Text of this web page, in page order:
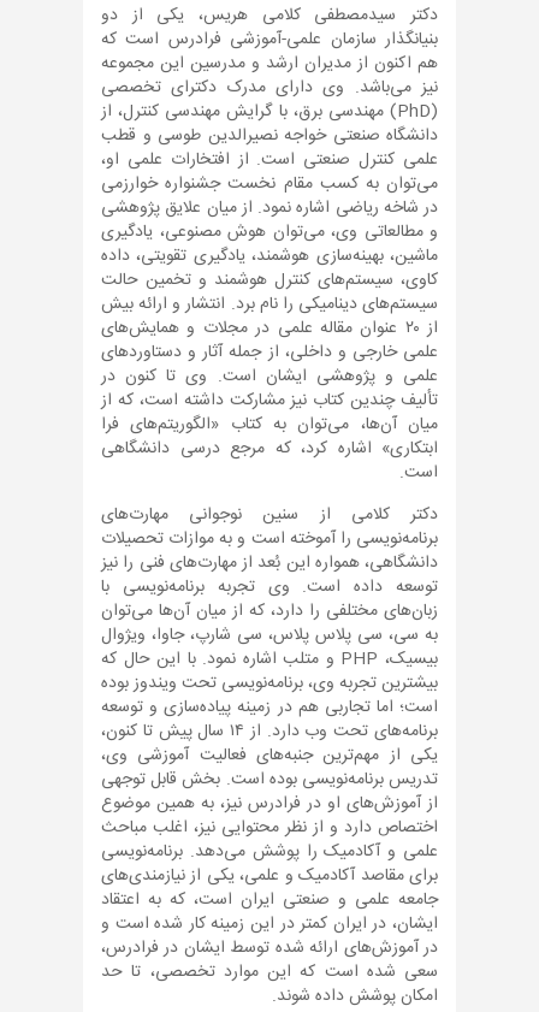
دکتر سیدمصطفی کلامی هریس، یکی از دو
بنیانگذار سازمان علمی-آموزشی فرادرس است که
هم اکنون از مدیران ارشد و مدرسین این مجموعه
نیز می‌باشد. وی دارای مدرک دکترای تخصصی
(PhD) مهندسی برق، با گرایش مهندسی کنترل، از
دانشگاه صنعتی خواجه نصیرالدین طوسی و قطب
علمی کنترل صنعتی است. از افتخارات علمی او،
می‌توان به کسب مقام نخست جشنواره خوارزمی
در شاخه ریاضی اشاره نمود. از میان علایق پژوهشی
و مطالعاتی وی، می‌توان هوش مصنوعی، یادگیری
ماشین، بهینه‌سازی هوشمند، یادگیری تقویتی، داده
کاوی، سیستم‌های کنترل هوشمند و تخمین حالت
سیستم‌های دینامیکی را نام برد. انتشار و ارائه بیش
از ۲۰ عنوان مقاله علمی در مجلات و همایش‌های
علمی خارجی و داخلی، از جمله آثار و دستاوردهای
علمی و پژوهشی ایشان است. وی تا کنون در
تألیف چندین کتاب نیز مشارکت داشته است، که از
میان آن‌ها، می‌توان به کتاب «الگوریتم‌های فرا
ابتکاری» اشاره کرد، که مرجع درسی دانشگاهی
است.
دکتر کلامی از سنین نوجوانی مهارت‌های
برنامه‌نویسی را آموخته است و به موازات تحصیلات
دانشگاهی، همواره این بُعد از مهارت‌های فنی را نیز
توسعه داده است. وی تجربه برنامه‌نویسی با
زبان‌های مختلفی را دارد، که از میان آن‌ها می‌توان
به سی، سی پلاس پلاس، سی شارپ، جاوا، ویژوال
بیسیک، PHP و متلب اشاره نمود. با این حال که
بیشترین تجربه وی، برنامه‌نویسی تحت ویندوز بوده
است؛ اما تجاربی هم در زمینه پیاده‌سازی و توسعه
برنامه‌های تحت وب دارد. از ۱۴ سال پیش تا کنون،
یکی از مهم‌ترین جنبه‌های فعالیت آموزشی وی،
تدریس برنامه‌نویسی بوده است. بخش قابل توجهی
از آموزش‌های او در فرادرس نیز، به همین موضوع
اختصاص دارد و از نظر محتوایی نیز، اغلب مباحث
علمی و آکادمیک را پوشش می‌دهد. برنامه‌نویسی
برای مقاصد آکادمیک و علمی، یکی از نیازمندی‌های
جامعه علمی و صنعتی ایران است، که به اعتقاد
ایشان، در ایران کمتر در این زمینه کار شده است و
در آموزش‌های ارائه شده توسط ایشان در فرادرس،
سعی شده است که این موارد تخصصی، تا حد
امکان پوشش داده شوند.